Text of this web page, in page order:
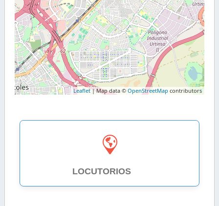
Leaflet| Map data ©OpenStreetMap contributors
LOCUTORIOS